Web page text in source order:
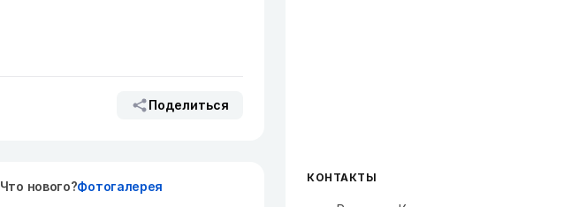
Поделиться
Что нового?Фотогалерея
КОНТАКТЫ